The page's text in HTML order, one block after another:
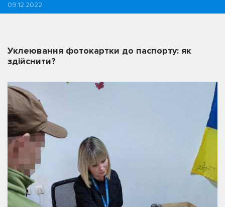
09.12.2022
Уклеювання фотокартки до паспорту: як
здійснити?